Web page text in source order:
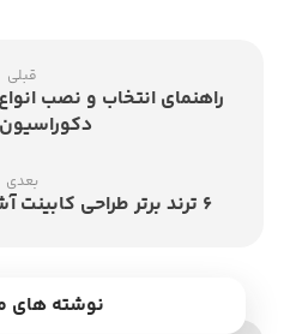
قبلی
راهنمای انتخاب و نصب
بعدی
۶ ترند برتر طراحی کابینت آشپزخانه در سال ۲۰۲۵
نوشته های